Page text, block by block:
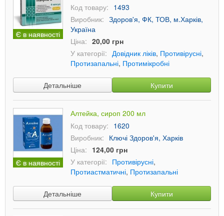
Є в наявності
Код товару: 1493
Виробник: Здоров'я, ФК, ТОВ, м.Харків,
Україна
Ціна: 20,00 грн
У категорії: Довідник ліків, Противірусні,
Протизапальні, Протимікробні
Детальніше Купити
Є в наявності
Алтейка, сироп 200 мл
Код товару: 1620
Виробник: Ключі Здоров'я, Харків
Ціна: 124,00 грн
У категорії: Противірусні,
Протиастматичні, Протизапальні
Детальніше Купити